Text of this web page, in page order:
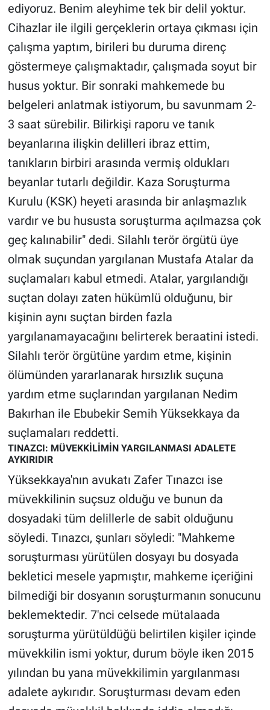
ediyoruz. Benim aleyhime tek bir delil yoktur.
Cihazlar ile ilgili gerçeklerin ortaya çıkması için
çalışma yaptım, birileri bu duruma direnç
göstermeye çalışmaktadır, çalışmada soyut bir
husus yoktur. Bir sonraki mahkemede bu
belgeleri anlatmak istiyorum, bu savunmam 2-
3 saat sürebilir. Bilirkişi raporu ve tanık
beyanlarına ilişkin delilleri ibraz ettim,
tanıkların birbiri arasında vermiş oldukları
beyanlar tutarlı değildir. Kaza Soruşturma
Kurulu (KSK) heyeti arasında bir anlaşmazlık
vardır ve bu hususta soruşturma açılmazsa çok
geç kalınabilir" dedi. Silahlı terör örgütü üye
olmak suçundan yargılanan Mustafa Atalar da
suçlamaları kabul etmedi. Atalar, yargılandığı
suçtan dolayı zaten hükümlü olduğunu, bir
kişinin aynı suçtan birden fazla
yargılanamayacağını belirterek beraatini istedi.
Silahlı terör örgütüne yardım etme, kişinin
ölümünden yararlanarak hırsızlık suçuna
yardım etme suçlarından yargılanan Nedim
Bakırhan ile Ebubekir Semih Yüksekkaya da
suçlamaları reddetti.
TINAZCI: MÜVEKKİLİMİN YARGILANMASI ADALETE
AYKIRIDIR
Yüksekkaya'nın avukatı Zafer Tınazcı ise
müvekkilinin suçsuz olduğu ve bunun da
dosyadaki tüm delillerle de sabit olduğunu
söyledi. Tınazcı, şunları söyledi: "Mahkeme
soruşturması yürütülen dosyayı bu dosyada
bekletici mesele yapmıştır, mahkeme içeriğini
bilmediği bir dosyanın soruşturmanın sonucunu
beklemektedir. 7'nci celsede mütalaada
soruşturma yürütüldüğü belirtilen kişiler içinde
müvekkilin ismi yoktur, durum böyle iken 2015
yılından bu yana müvekkilimin yargılanması
adalete aykırıdır. Soruşturması devam eden